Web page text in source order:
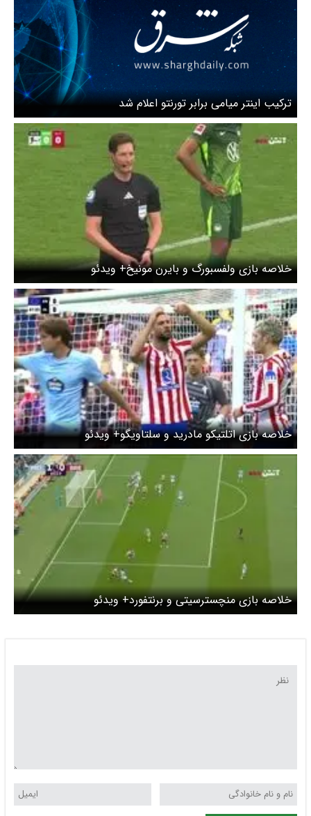
ترکیب اینتر میامی برابر تورنتو اعلام شد
خلاصه بازی ولفسبورگ و بایرن مونیخ+ ویدئو
خلاصه بازی اتلتیکو مادرید و سلتاویگو+ ویدئو
خلاصه بازی منچسترسیتی و برنتفورد+ ویدئو